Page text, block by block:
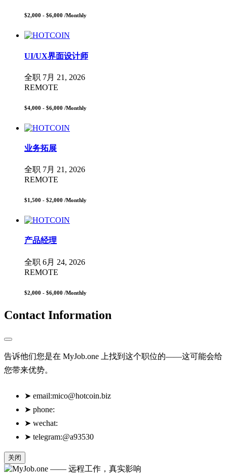
$2,000 - $6,000 /Monthly
UI/UX界面设计师
全职 7月 21, 2026
REMOTE
$4,000 - $6,000 /Monthly
业务拓展
全职 7月 21, 2026
REMOTE
$1,500 - $2,000 /Monthly
产品经理
全职 6月 24, 2026
REMOTE
$2,000 - $6,000 /Monthly
Contact Information
告诉他们您是在 MyJob.one 上找到这个职位的——这可能会给
您带来优势。
➤ email:mico@hotcoin.biz
➤ phone:
➤ wechat:
➤ telegram:@a93530
关闭